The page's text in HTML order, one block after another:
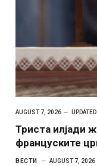
AUGUST 7, 2026 UPDATED:
Триста илјади
француските
ВЕСТИ AUGUST 7, 2026